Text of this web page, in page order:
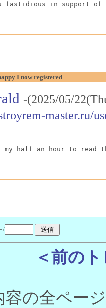
fastidious in support of
I now registered
-(2025/05/
master.ru/
my half an hour to
/
＜前の
の全ペー